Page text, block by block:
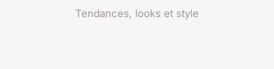
Tendances, looks et style